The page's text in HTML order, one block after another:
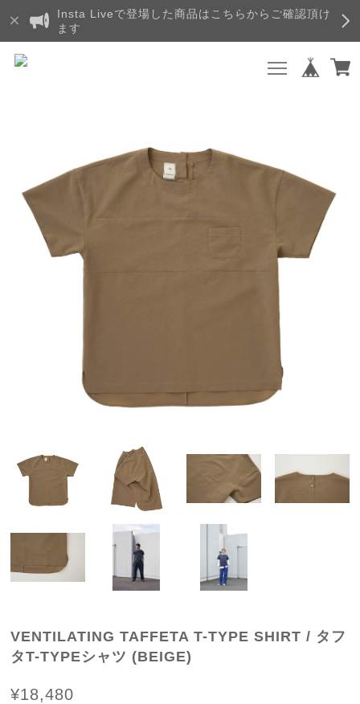
Insta Liveで登場した商品はこちらからご確認頂け
ます
VENTILATING TAFFETA T-TYPE SHIRT / タフ
タT-TYPEシャツ (BEIGE)
¥18,480